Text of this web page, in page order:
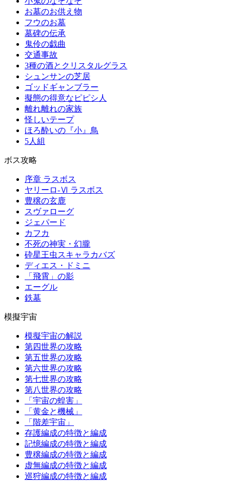
お墓のお供え物
フウのお墓
墓碑の伝承
鬼伶の戯曲
交通事故
3種の酒とクリスタルグラス
シュンサンの芝居
ゴッドギャンブラー
擬態の得意なピピシ人
離れ離れの家族
怪しいテープ
ほろ酔いの『小』鳥
5人組
ボス攻略
序章 ラスボス
ヤリーロ-Ⅵ ラスボス
豊穣の玄鹿
スヴァローグ
ジェパード
カフカ
不死の神実・幻朧
砕星王虫スキャラカバズ
ディエス・ドミニ
「飛霄」の影
エーグル
鉄墓
模擬宇宙
模擬宇宙の解説
第四世界の攻略
第五世界の攻略
第六世界の攻略
第七世界の攻略
第八世界の攻略
「宇宙の蝗害」
「黄金と機械」
「階差宇宙」
存護編成の特徴と編成
記憶編成の特徴と編成
豊穣編成の特徴と編成
虚無編成の特徴と編成
巡狩編成の特徴と編成